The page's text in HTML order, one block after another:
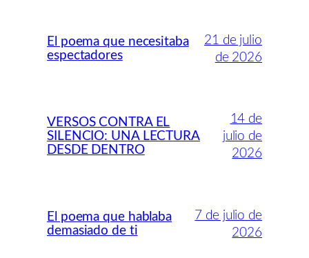
El poema que necesitaba
espectadores
21 de julio
de 2026
VERSOS CONTRA EL
SILENCIO: UNA LECTURA
DESDE DENTRO
14 de
julio de
2026
El poema que hablaba
demasiado de ti
7 de julio de
2026